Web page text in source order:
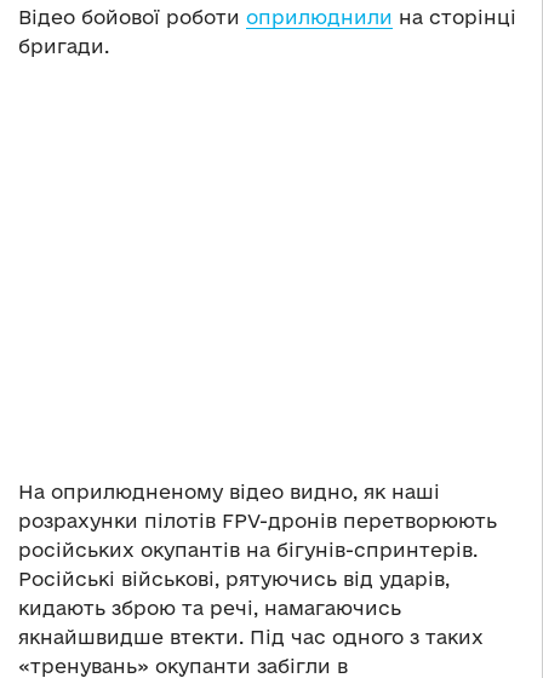
Відео бойової роботи оприлюднили на сторінці
бригади.
На оприлюдненому відео видно, як наші
розрахунки пілотів FPV-дронів перетворюють
російських окупантів на бігунів-спринтерів.
Російські військові, рятуючись від ударів,
кидають зброю та речі, намагаючись
якнайшвидше втекти. Під час одного з таких
«тренувань» окупанти забігли в